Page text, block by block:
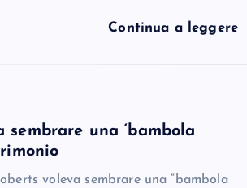
Continua a leggere
sembrare una ‘bambola
voleva sembrare una “bambola